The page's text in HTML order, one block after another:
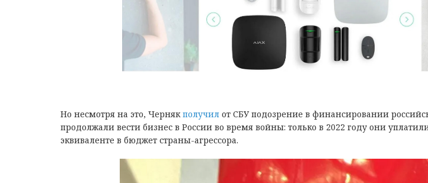
Но несмотря на это, Чернякполучил от СБУ подозрение в финансировании
продолжали вести бизнес в России во время войны: только в 2022 году они
эквиваленте в бюджет страны-агрессора.